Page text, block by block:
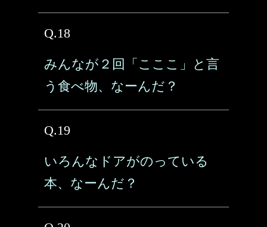
Q.18
みんなが２回「こここ」と言
う食べ物、なーんだ？
Q.19
いろんなドアがのっている
本、なーんだ？